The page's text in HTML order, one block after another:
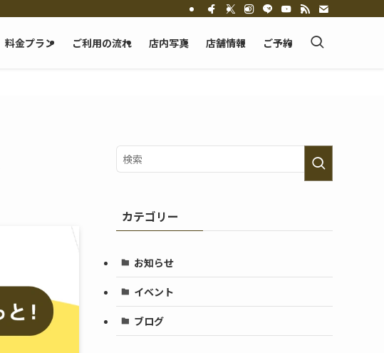
料金プラン ご利用の流れ 店内写真 店舗情報 ご予約
カテゴリー
お知らせ
イベント
ブログ